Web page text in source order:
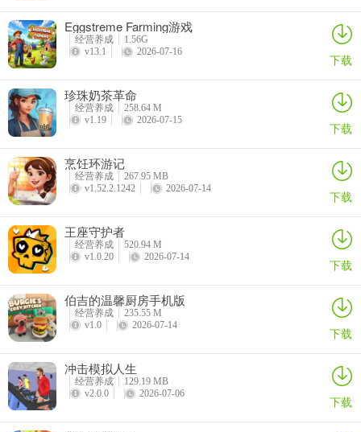
Eggstreme Farming游戏
经营养成
1.56G
v13.1
2026-07-16 下载
珍珠奶茶革命
经营养成
258.64 M
v1.19
2026-07-15 下载
烹饪环游记
经营养成
267.95 MB
v1.52.2.1242
2026-07-14 下载
王座守护者
经营养成
520.94 M
v1.0.20
2026-07-14 下载
伯吉的温馨厨房手机版
经营养成
235.55 M
v1.0
2026-07-14 下载
冲击模拟人生
经营养成
129.19 MB
v2.0.0
2026-07-06 下载